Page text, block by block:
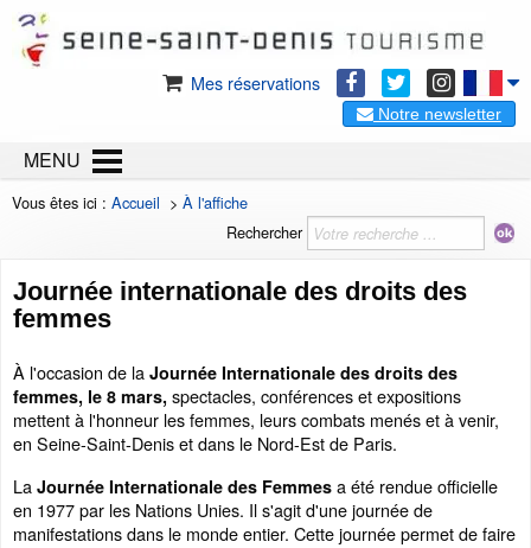
Mes réservations
Notre newsletter
MENU
Vous êtes ici : Accueil > À l'affiche
Rechercher
Journée internationale des droits des
femmes
À l'occasion de la Journée Internationale des droits des
femmes, le 8 mars, spectacles, conférences et expositions
mettent à l'honneur les femmes, leurs combats menés et à venir,
en Seine-Saint-Denis et dans le Nord-Est de Paris.
La Journée Internationale des Femmes a été rendue officielle
en 1977 par les Nations Unies. Il s'agit d'une journée de
manifestations dans le monde entier. Cette journée permet de faire